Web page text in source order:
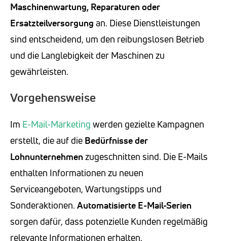
Maschinenwartung, Reparaturen oder
Ersatzteilversorgung an. Diese Dienstleistungen
sind entscheidend, um den reibungslosen Betrieb
und die Langlebigkeit der Maschinen zu
gewährleisten.
Vorgehensweise
Im E-Mail-Marketing werden gezielte Kampagnen
erstellt, die auf die Bedürfnisse der
Lohnunternehmen zugeschnitten sind. Die E-Mails
enthalten Informationen zu neuen
Serviceangeboten, Wartungstipps und
Sonderaktionen. Automatisierte E-Mail-Serien
sorgen dafür, dass potenzielle Kunden regelmäßig
relevante Informationen erhalten.